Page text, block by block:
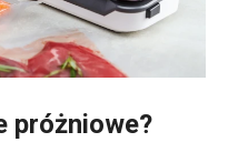
próżniowe?